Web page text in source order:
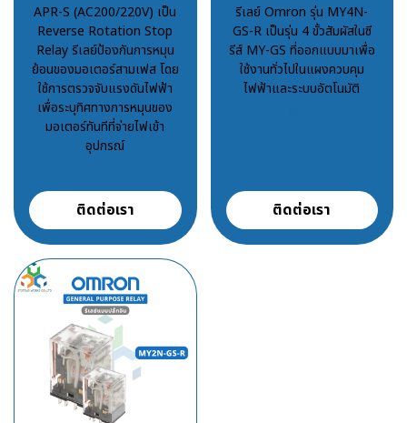
APR-S (AC200/220V) เป็น
Reverse Rotation Stop
Relay รีเลย์ป้องกันการหมุน
ย้อนของมอเตอร์สามเฟส โดย
ใช้การตรวจจับแรงดันไฟฟ้า
เพื่อระบุทิศทางการหมุนของ
มอเตอร์ทันทีที่จ่ายไฟเข้า
อุปกรณ์
ติดต่อเรา
รีเลย์ Omron รุ่น MY4N-
GS-R เป็นรุ่น 4 ขั้วสัมผัสในซี
รีส์ MY-GS ที่ออกแบบมาเพื่อ
ใช้งานทั่วไปในแผงควบคุม
ไฟฟ้าและระบบอัตโนมัติ
ติดต่อเรา